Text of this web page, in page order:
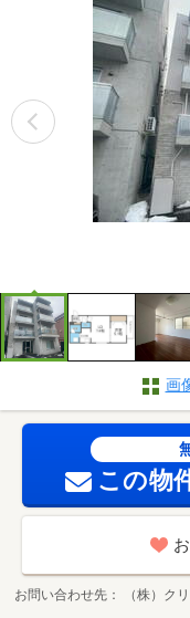
画
この物
お問い合わせ先 （株）ク